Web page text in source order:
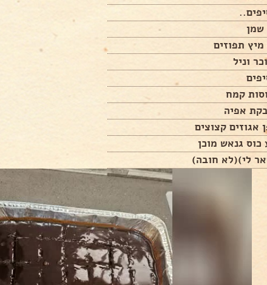
שמן
מיץ תפוזים
אגוזים קצוצים
כוס גנאש מוכן
לי)(לא חובה)